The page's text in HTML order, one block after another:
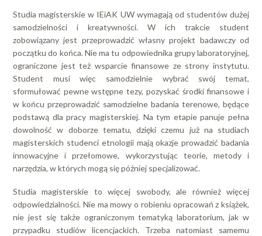
Studia magisterskie w IEiAK UW wymagają od studentów dużej
samodzielności i kreatywności. W ich trakcie student
zobowiązany jest przeprowadzić własny projekt badawczy od
początku do końca. Nie ma tu odpowiednika grupy laboratoryjnej,
ograniczone jest też wsparcie finansowe ze strony instytutu.
Student musi więc samodzielnie wybrać swój temat,
sformułować pewne wstępne tezy, pozyskać środki finansowe i
w końcu przeprowadzić samodzielne badania terenowe, będące
podstawą dla pracy magisterskiej. Na tym etapie panuje pełna
dowolność w doborze tematu, dzięki czemu już na studiach
magisterskich studenci etnologii mają okazje prowadzić badania
innowacyjne i przełomowe, wykorzystując teorie, metody i
narzędzia, w których mogą się później specjalizować.
Studia magisterskie to więcej swobody, ale również więcej
odpowiedzialności. Nie ma mowy o robieniu opracowań z książek,
nie jest się także ograniczonym tematyką laboratorium, jak w
przypadku studiów licencjackich. Trzeba natomiast samemu